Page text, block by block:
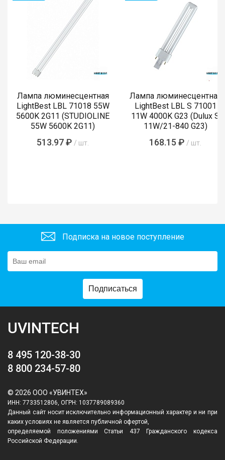
Лампа люминесцентная
LightBest LBL 71018 55W
5600K 2G11 (STUDIOLINE
55W 5600K 2G11)
513.97 ₽ / шт.
Лампа люминесцентная
LightBest LBL S 71001
11W 4000K G23 (Dulux S
11W/21-840 G23)
168.15 ₽ / шт.
Подписка на новое поступление
Подписаться
UVINTECH
8 495 120-38-30
8 800 234-57-80
© 2026 ООО «УВИНТЕХ»
ИНН: 7733512806, ОГРН: 1037789089360
Данный сайт носит исключительно информационный характер и ни при
каких условиях не является публичной офертой,
определяемой положениями Статьи 437 Гражданского кодекса
Российской Федерации.